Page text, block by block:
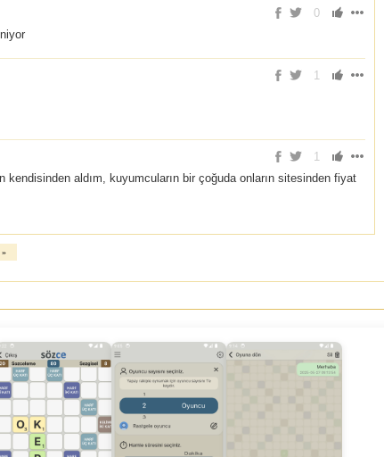
0
1
1
kendisinden aldım, kuyumcuların bir çoğuda onların sitesinden fiyat
»